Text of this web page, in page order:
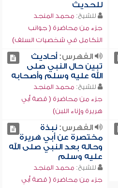
للحديث
للشيخ: محمد المنجد
جزء من محاضرة ( جوانب
التكامل في شخصيات السلف)
الفهرس:أحاديث
تبين حال النبي صلى
الله عليه وسلم وأصحابه
للشيخ: محمد المنجد
جزء من محاضرة ( قصة أبي
هريرة وإناء اللبن)
الفهرس:نبذة
مختصرة عن أبي هريرة
وحاله بعد النبي صلى الله
عليه وسلم
للشيخ: محمد المنجد
جزء من محاضرة ( قصة أبي